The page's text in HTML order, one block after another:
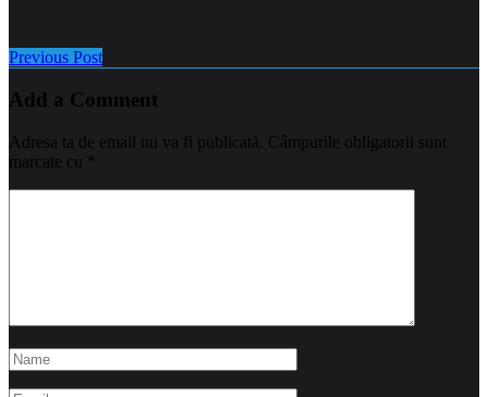
Previous Post
Add a Comment
Adresa ta de email nu va fi publicată. Câmpurile obligatorii sunt
marcate cu